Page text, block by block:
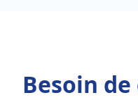
Besoin